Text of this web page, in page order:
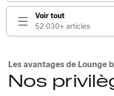
Voir tout
52 030+ articles
Les avantages de Lounge
Nos